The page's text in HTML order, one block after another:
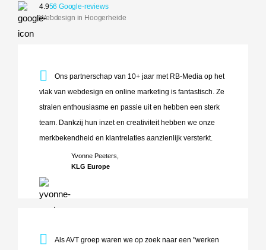
4.956 Google-reviews
Webdesign in Hoogerheide
Yvonne Peeters,
KLG Europe
Ons partnerschap van 10+ jaar met RB-Media op het
vlak van webdesign en online marketing is fantastisch. Ze
stralen enthousiasme en passie uit en hebben een sterk
team. Dankzij hun inzet en creativiteit hebben we onze
merkbekendheid en klantrelaties aanzienlijk versterkt.
Ons partnerschap van 10+ jaar met RB-Media op het
Als AVT groep waren we op zoek naar een "werken
Als AVT groep waren we op zoek naar een "werken bij"